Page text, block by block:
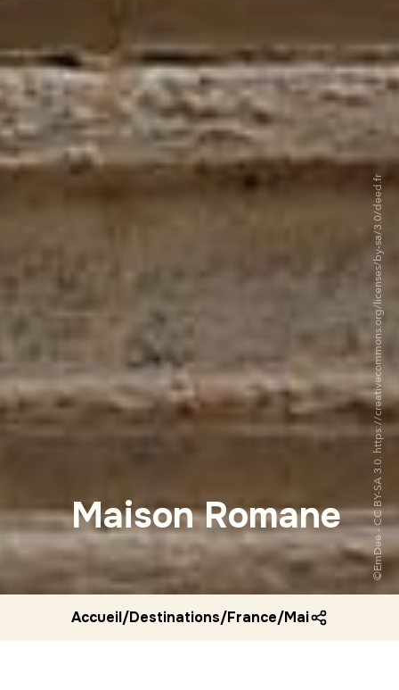
Maison Romane ©EmDee - CC BY-SA 3.0. https://creativecommons.org/licenses/by-sa/3.0/deed.fr
Accueil/Destinations/France/Maison romane